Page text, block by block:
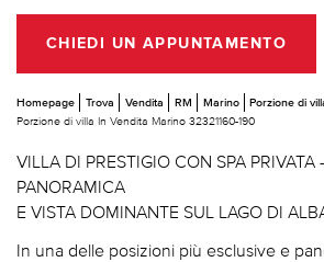
CHIEDI UN APPUNTAMENTO
Homepage Trova Vendita RM Marino
Porzione di
Porzione di villa In Vendita Marino 32321160-190
VILLA DI PRESTIGIO CON SPA PRIVATA
PANORAMICA
E VISTA DOMINANTE SUL LAGO DI
In una delle posizioni più esclusive e